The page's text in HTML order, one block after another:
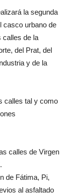
la segunda
casco urbano de
calles de la
del Prat, del
y de la
calles tal y como
calles de Virgen
de Fátima, Pi,
al asfaltado